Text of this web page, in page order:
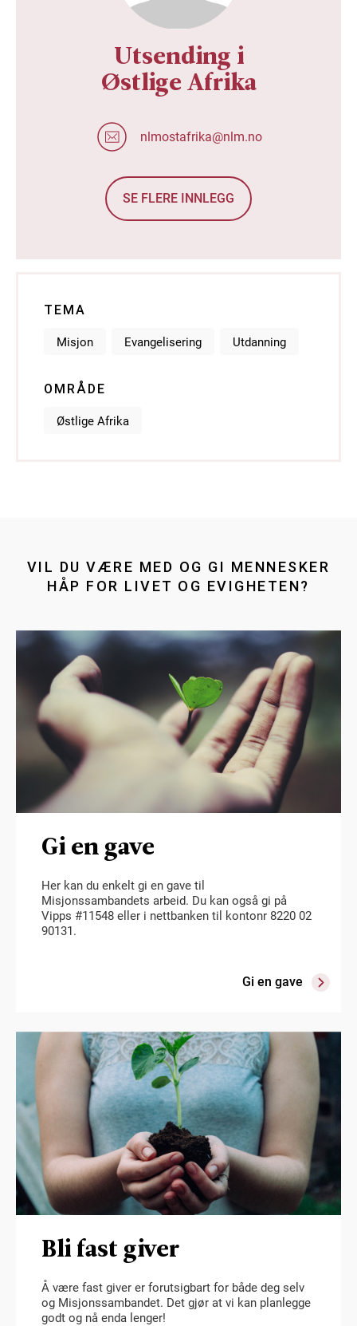
Utsending i
Østlige Afrika
nlmostafrika@nlm.no
SE FLERE INNLEGG
TEMA
Misjon Evangelisering Utdanning
OMRÅDE
Østlige Afrika
VIL DU VÆRE MED OG GI MENNESKER
HÅP FOR LIVET OG EVIGHETEN?
Gi en gave
Her kan du enkelt gi en gave til
Misjonssambandets arbeid. Du kan også gi på
Vipps #11548 eller i nettbanken til kontonr 8220 02
90131.
Gi en gave
Bli fast giver
Å være fast giver er forutsigbart for både deg selv
og Misjonssambandet. Det gjør at vi kan planlegge
godt og nå enda lenger!